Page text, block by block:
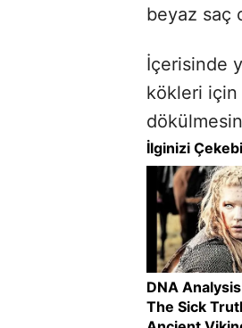
beyaz saç
İçerisinde
kökleri için